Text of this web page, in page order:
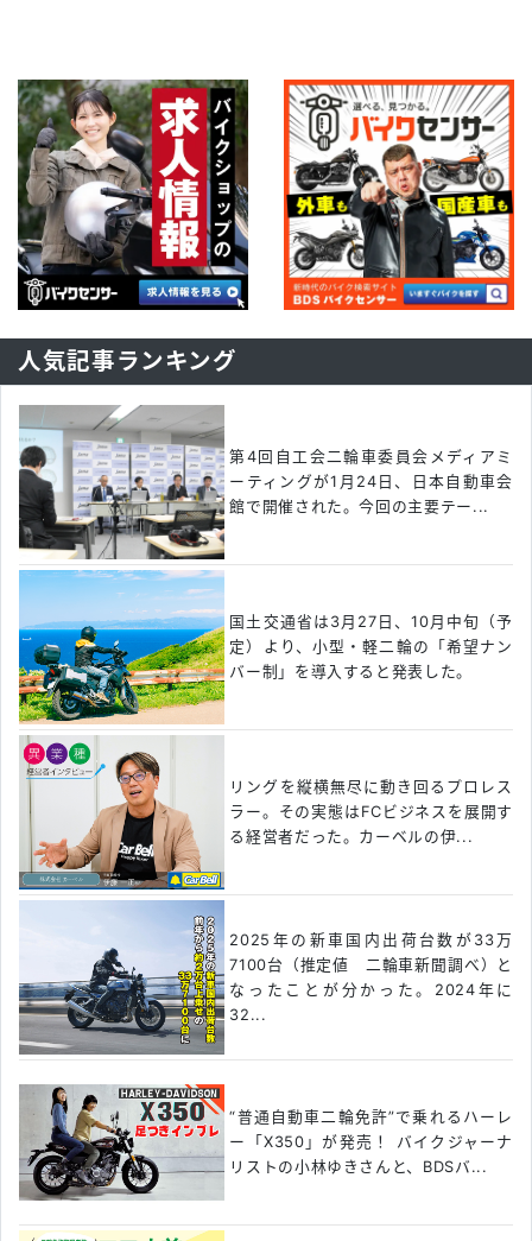
人気記事ランキング
第4回自工会二輪車委員会メディアミ
ーティングが1月24日、日本自動車会
館で開催された。今回の主要テー...
国土交通省は3月27日、10月中旬（予
定）より、小型・軽二輪の「希望ナン
バー制」を導入すると発表した。
リングを縦横無尽に動き回るプロレス
ラー。その実態はFCビジネスを展開す
る経営者だった。カーベルの伊...
2025年の新車国内出荷台数が33万
7100台（推定値 二輪車新聞調べ）と
なったことが分かった。2024年に
32...
“普通自動車二輪免許”で乗れるハーレ
ー「X350」が発売！ バイクジャーナ
リストの小林ゆきさんと、BDSバ...